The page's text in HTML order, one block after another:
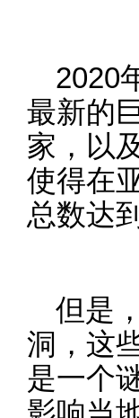
2020
最新的
家，以
使得在
总数达
但是
洞，这
是一个